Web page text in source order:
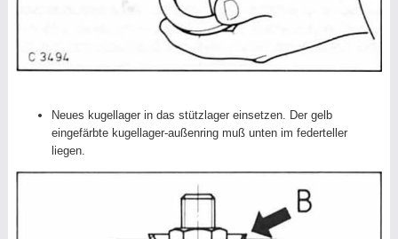
Neues kugellager in das stützlager einsetzen. Der gelb
eingefärbte kugellager-außenring muß unten im federteller
liegen.